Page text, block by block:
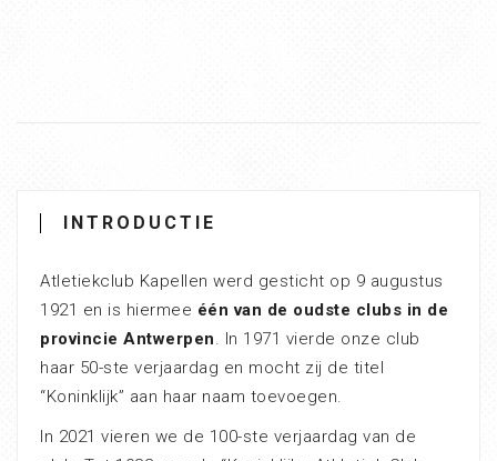
INTRODUCTIE
Atletiekclub Kapellen werd gesticht op 9 augustus
1921 en is hiermee één van de oudste clubs in de
provincie Antwerpen. In 1971 vierde onze club
haar 50-ste verjaardag en mocht zij de titel
“Koninklijk” aan haar naam toevoegen.
In 2021 vieren we de 100-ste verjaardag van de